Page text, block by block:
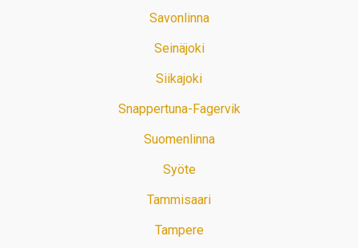
Savonlinna
Seinäjoki
Siikajoki
Snappertuna-Fagervik
Suomenlinna
Syöte
Tammisaari
Tampere